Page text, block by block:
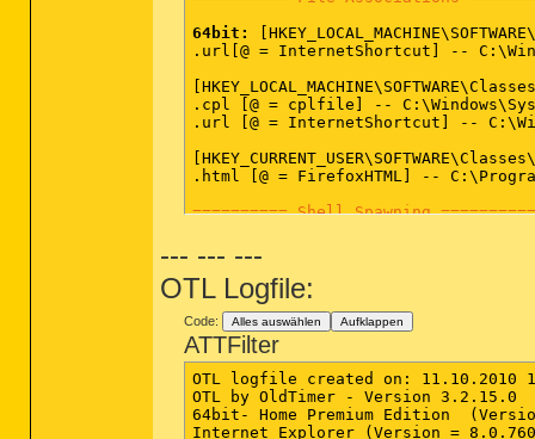
64bit:
.url[@ = InternetShortcut] --
.cpl [@ = cplfile] --
.url [@ = InternetShortcut] --
.html [@ = FirefoxHTML] --
========== Shell Spawning ==========
cmdfile [open] -- "%1" %* File not
comfile [open] -- "%1" %* File not
exefile [open] -- "%1" %* File not
helpfile [open] -- Reg Error: Key
htmlfile [edit] -- "C:\Program Files
htmlfile [print] -- "C:\Program Files
inffile [install] --
InternetShortcut [open] --
InternetShortcut [print] --
--- --- ---
OTL Logfile:
Code: Alles auswählen Aufklappen
ATTFilter
OTL logfile created on: 11.10.2010
OTL by OldTimer - Version
64bit- Home Premium Edition
Internet Explorer (Version =